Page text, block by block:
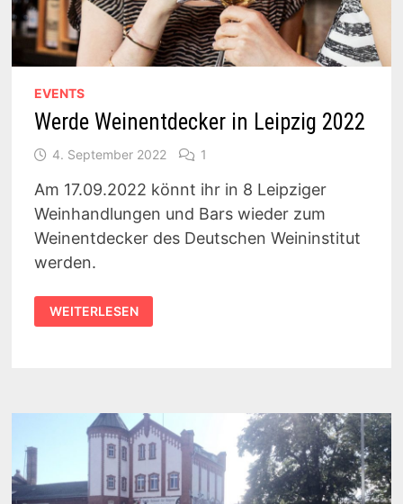
EVENTS
Werde Weinentdecker in Leipzig 2022
4. September 2022 1
Am 17.09.2022 könnt ihr in 8 Leipziger
Weinhandlungen und Bars wieder zum
Weinentdecker des Deutschen Weininstitut
werden.
WERDE
WEINENTDECKER
IN
WEITERLESEN